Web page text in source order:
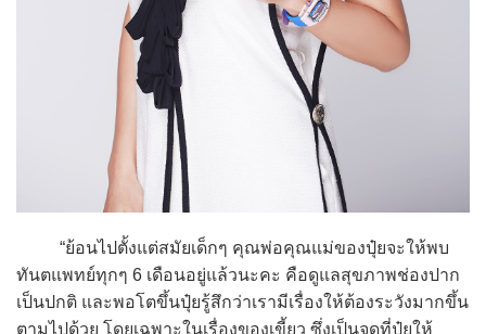
“ย้อนไปตั้งแต่สมัยเด็กๆ คุณพ่อคุณแม่ของปุ๋ยจะให้พบ
ทันตแพทย์ทุกๆ 6 เดือนอยู่แล้วนะคะ คือดูแลสุขภาพช่องปาก
เป็นปกติ และพอโตขึ้นปุ๋ยรู้สึกว่าเรามีเรื่องให้ต้องระวังมากขึ้น
ตามไปด้วย โดยเฉพาะในเรื่องของเขี้ยว ซึ่งเป็นจุดที่ปุ๋ยให้